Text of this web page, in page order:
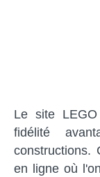
Le site
fidélité
constructions.
en ligne où